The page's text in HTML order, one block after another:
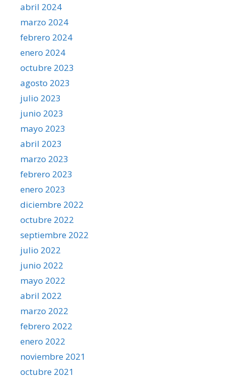
abril 2024
marzo 2024
febrero 2024
enero 2024
octubre 2023
agosto 2023
julio 2023
junio 2023
mayo 2023
abril 2023
marzo 2023
febrero 2023
enero 2023
diciembre 2022
octubre 2022
septiembre 2022
julio 2022
junio 2022
mayo 2022
abril 2022
marzo 2022
febrero 2022
enero 2022
noviembre 2021
octubre 2021